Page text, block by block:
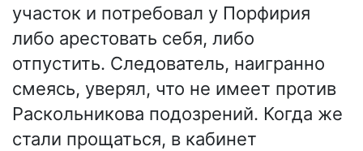
участок и потребовал у Порфирия
либо арестовать себя, либо
отпустить. Следователь, наигранно
смеясь, уверял, что не имеет против
Раскольникова подозрений. Когда же
стали прощаться, в кабинет